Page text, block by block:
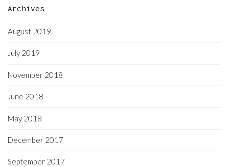
Archives
August 2019
July 2019
November 2018
June 2018
May 2018
December 2017
September 2017